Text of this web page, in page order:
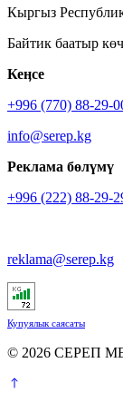
Кыргыз
Байтик баатыр
Кеӊсе
+996 (770) 88-29-
info@serep.kg
Реклама бөлүмү
+996 (222) 88-29-
reklama@serep.kg
Купуялык саясаты
© 2026 СЕРЕП